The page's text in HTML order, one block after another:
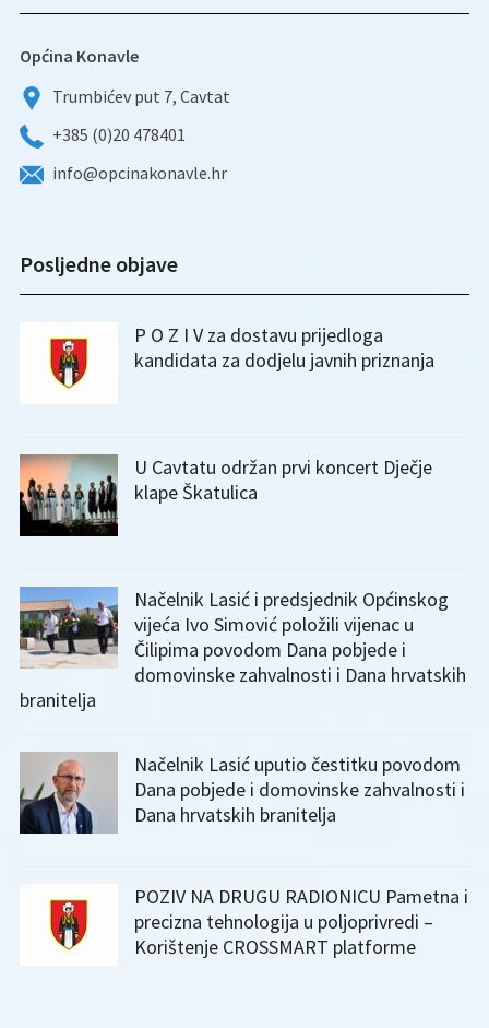
Općina Konavle
Trumbićev put 7, Cavtat
+385 (0)20 478401
info@opcinakonavle.hr
Posljedne objave
P O Z I V za dostavu prijedloga
kandidata za dodjelu javnih priznanja
U Cavtatu održan prvi koncert Dječje
klape Škatulica
Načelnik Lasić i predsjednik Općinskog
vijeća Ivo Simović položili vijenac u
Čilipima povodom Dana pobjede i
domovinske zahvalnosti i Dana hrvatskih
branitelja
Načelnik Lasić uputio čestitku povodom
Dana pobjede i domovinske zahvalnosti i
Dana hrvatskih branitelja
POZIV NA DRUGU RADIONICU Pametna i
precizna tehnologija u poljoprivredi –
Korištenje CROSSMART platforme